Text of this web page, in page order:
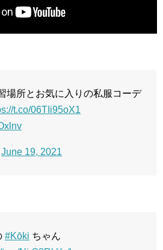
場所とお気に入りの私服コーデ
t.co/06TIi95oX1
June 19, 2021
#Kōki ちゃん